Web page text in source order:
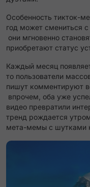
Особенность тикток-
год может смениться
они мгновенно
приобретают статус
Каждый месяц
то пользователи
пишут комментируют
впрочем, оба уже
видео превратили
тренд рождается
мета-мемы с шутками